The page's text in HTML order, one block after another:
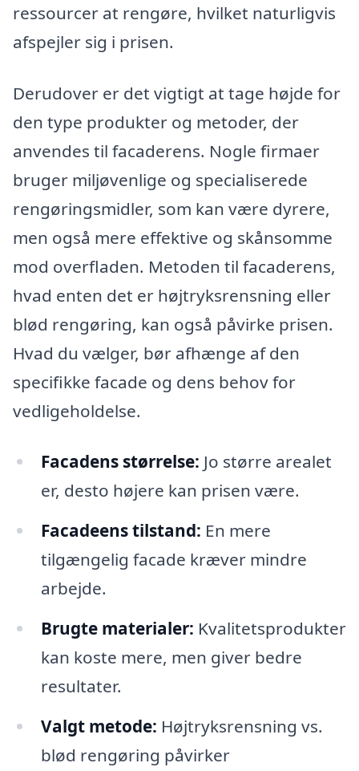
ressourcer at rengøre, hvilket naturligvis
afspejler sig i prisen.
Derudover er det vigtigt at tage højde for
den type produkter og metoder, der
anvendes til facaderens. Nogle firmaer
bruger miljøvenlige og specialiserede
rengøringsmidler, som kan være dyrere,
men også mere effektive og skånsomme
mod overfladen. Metoden til facaderens,
hvad enten det er højtryksrensning eller
blød rengøring, kan også påvirke prisen.
Hvad du vælger, bør afhænge af den
specifikke facade og dens behov for
vedligeholdelse.
Facadens størrelse: Jo større arealet
er, desto højere kan prisen være.
Facadeens tilstand: En mere
tilgængelig facade kræver mindre
arbejde.
Brugte materialer: Kvalitetsprodukter
kan koste mere, men giver bedre
resultater.
Valgt metode: Højtryksrensning vs.
blød rengøring påvirker